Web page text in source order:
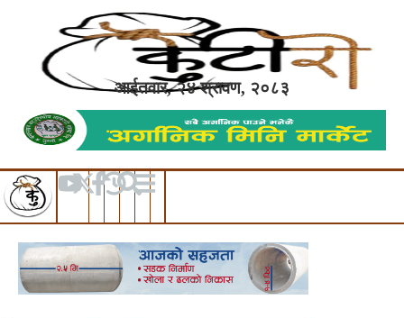
आईतवार, २४ श्रावण, २०८३